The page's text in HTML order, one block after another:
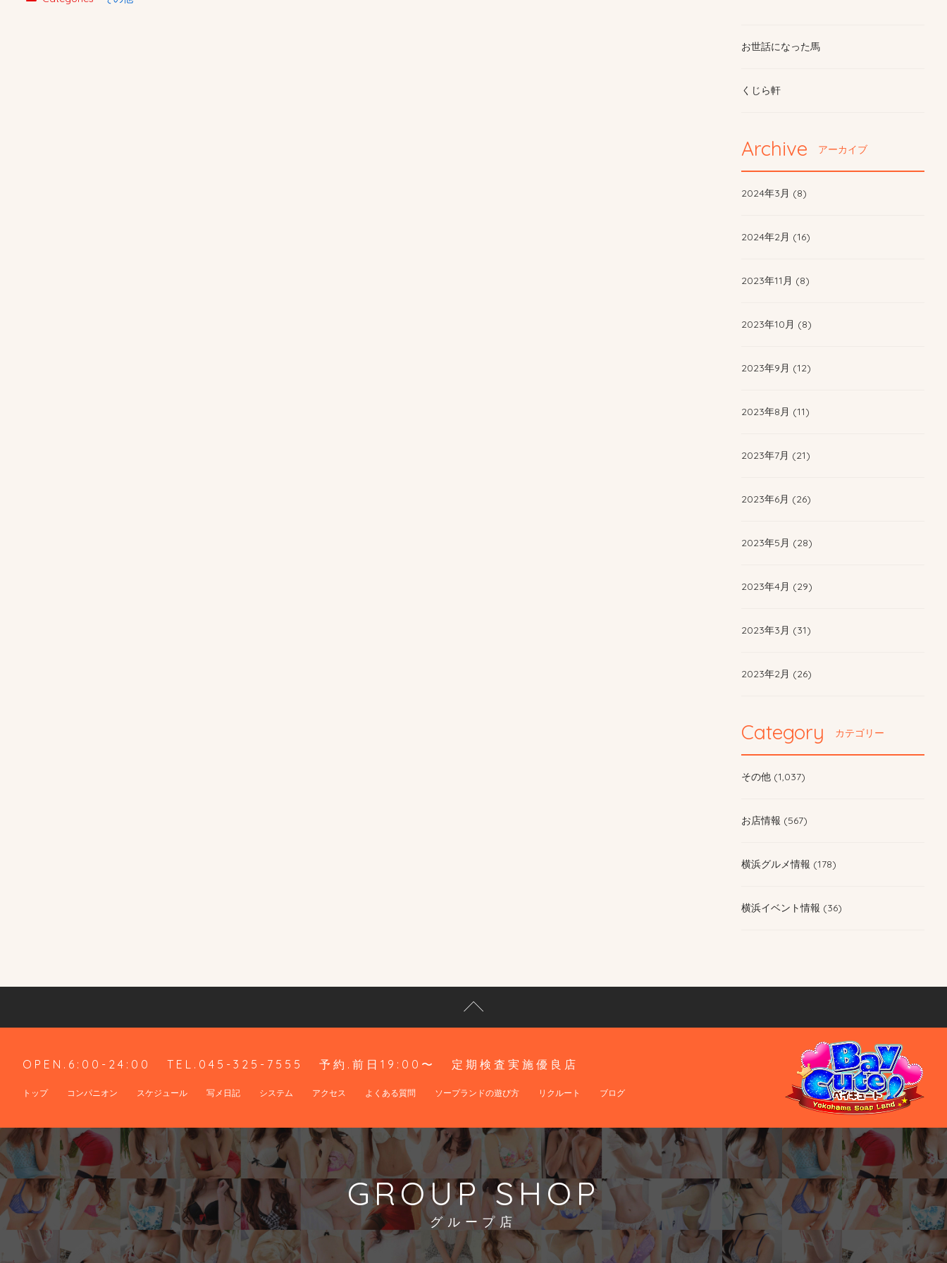
お世話になった馬
くじら軒
Archive アーカイブ
2024年3月 (8)
2024年2月 (16)
2023年11月 (8)
2023年10月 (8)
2023年9月 (12)
2023年8月 (11)
2023年7月 (21)
2023年6月 (26)
2023年5月 (28)
2023年4月 (29)
2023年3月 (31)
2023年2月 (26)
Category カテゴリー
その他 (1,037)
お店情報 (567)
横浜グルメ情報 (178)
横浜イベント情報 (36)
OPEN.6:00-24:00 TEL.045-325-7555 予約.前日19:00〜 定期検査実施優良店
トップ コンパニオン スケジュール 写メ日記 システム アクセス よくある質問 ソープランドの遊び方 リクルート ブログ
GROUP SHOP
グループ店